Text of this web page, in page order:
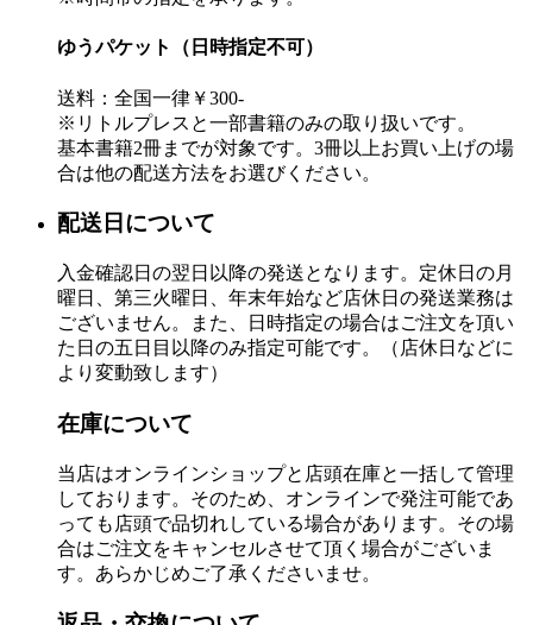
ゆうパケット（日時指定不可）
送料：全国一律￥300-
※リトルプレスと一部書籍のみの取り扱いです。
基本書籍2冊までが対象です。3冊以上お買い上げの場
合は他の配送方法をお選びください。
配送日について
入金確認日の翌日以降の発送となります。定休日の月
曜日、第三火曜日、年末年始など店休日の発送業務は
ございません。また、日時指定の場合はご注文を頂い
た日の五日目以降のみ指定可能です。（店休日などに
より変動致します）
在庫について
当店はオンラインショップと店頭在庫と一括して管理
しております。そのため、オンラインで発注可能であ
っても店頭で品切れしている場合があります。その場
合はご注文をキャンセルさせて頂く場合がございま
す。あらかじめご了承くださいませ。